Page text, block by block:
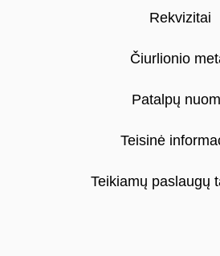
Rekvizitai
Čiurlionio
Patalpų
Teisinė
Teikiamų paslaugų